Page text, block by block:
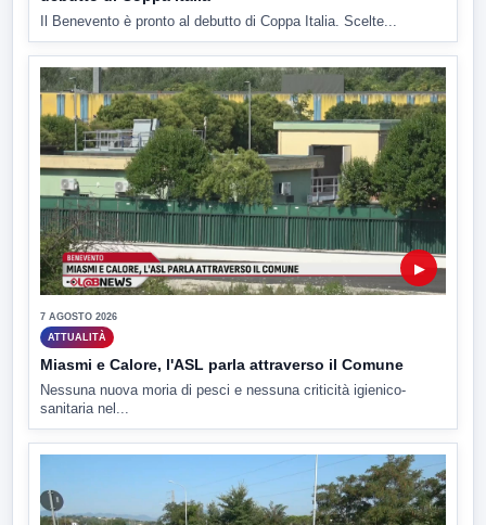
Il Benevento è pronto al debutto di Coppa Italia. Scelte...
▶
7 AGOSTO 2026
ATTUALITÀ
Miasmi e Calore, l'ASL parla attraverso il Comune
Nessuna nuova moria di pesci e nessuna criticità igienico-
sanitaria nel...